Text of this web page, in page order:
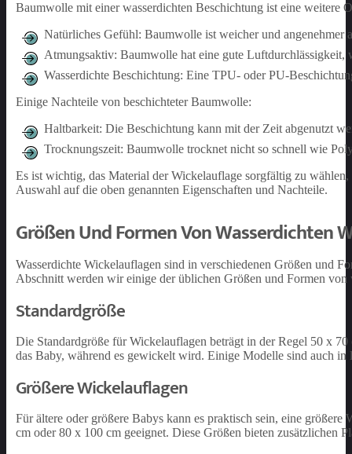
Baumwolle mit einer wasserdichten Beschichtung ist eine
Natürliches Gefühl: Baumwolle ist weicher und angenehmer
Atmungsaktiv: Baumwolle hat eine gute Luftdurchlässigkeit,
Wasserdichte Beschichtung: Eine TPU- oder PU-
Einige Nachteile von beschichteter Baumwolle:
Haltbarkeit: Die Beschichtung kann mit der Zeit abgenutzt
Trocknungszeit: Baumwolle trocknet nicht so schnell wie
Es ist wichtig, das Material der Wickelauflage sorgfältig zu
Auswahl auf die oben genannten Eigenschaften und Nachteile.
Größen Und Formen Von Wasserdichten
Wasserdichte Wickelauflagen sind in verschiedenen Größen und
Abschnitt werden wir einige der üblichen Größen und Formen
Standardgröße
Die Standardgröße für Wickelauflagen beträgt in der Regel 50 x
das Baby, während es gewickelt wird. Einige Modelle sind auch
Größere Wickelauflagen
Für ältere oder größere Babys kann es praktisch sein, eine
cm oder 80 x 100 cm geeignet. Diese Größen bieten zusätzlichen